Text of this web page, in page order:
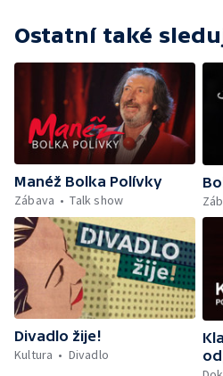
Ostatní také
Manéž Bolka Polívky
Zábava
Talk show
Divadlo žije!
Kultura
Divadlo